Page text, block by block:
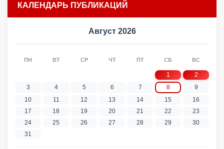
КАЛЕНДАРЬ ПУБЛИКАЦИЙ
Август 2026
ПН ВТ СР ЧТ ПТ СБ ВС
1
2
3
4 5 6 7 8
9
10
11 12 13 14 15
16
17
18 19 20 21 22
23
24
25 26 27 28 29
30
31